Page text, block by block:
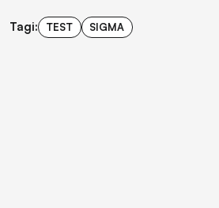
Tagi: TEST SIGMA